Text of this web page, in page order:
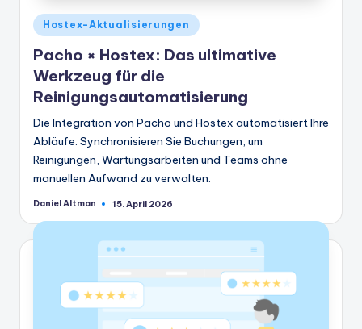
Veröffentlicht
in
Hostex-Aktualisierungen
Pacho × Hostex: Das ultimative
Werkzeug für die
Reinigungsautomatisierung
Die Integration von Pacho und Hostex automatisiert Ihre
Abläufe. Synchronisieren Sie Buchungen, um
Reinigungen, Wartungsarbeiten und Teams ohne
manuellen Aufwand zu verwalten.
Geschrieben
Daniel Altman 15. April 2026